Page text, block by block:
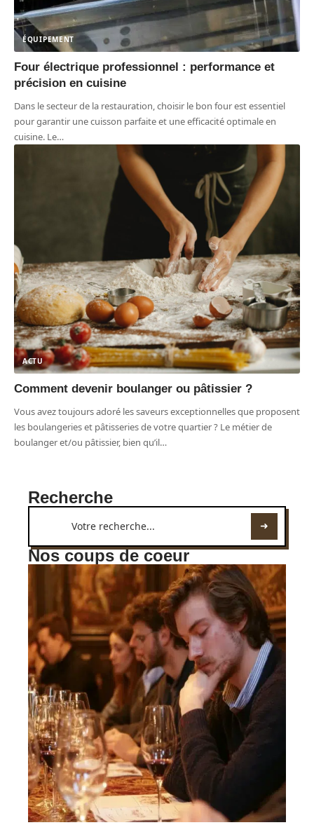
ÉQUIPEMENT
Four électrique professionnel : performance et
précision en cuisine
Dans le secteur de la restauration, choisir le bon four est essentiel
pour garantir une cuisson parfaite et une efficacité optimale en
cuisine. Le…
ACTU
Comment devenir boulanger ou pâtissier ?
Vous avez toujours adoré les saveurs exceptionnelles que proposent
les boulangeries et pâtisseries de votre quartier ? Le métier de
boulanger et/ou pâtissier, bien qu’il…
Recherche
Nos coups de coeur